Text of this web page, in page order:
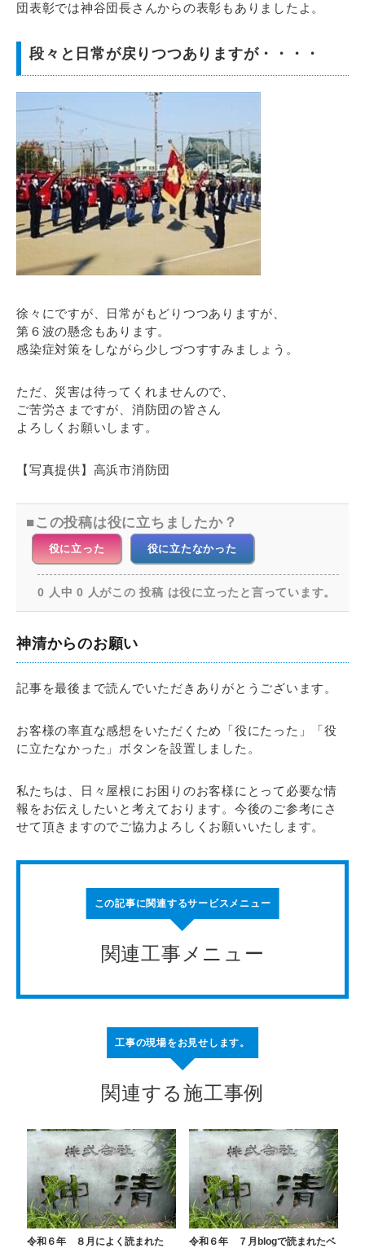
団表彰では神谷団長さんからの表彰もありましたよ。
段々と日常が戻りつつありますが・・・・
徐々にですが、日常がもどりつつありますが、
第６波の懸念もあります。
感染症対策をしながら少しづつすすみましょう。
ただ、災害は待ってくれませんので、
ご苦労さまですが、消防団の皆さん
よろしくお願いします。
【写真提供】高浜市消防団
この投稿は役に立ちましたか？
役に立った 役に立たなかった
0 人中 0 人がこの 投稿 は役に立ったと言っています。
神清からのお願い
記事を最後まで読んでいただきありがとうございます。
お客様の率直な感想をいただくため「役にたった」「役
に立たなかった」ボタンを設置しました。
私たちは、日々屋根にお困りのお客様にとって必要な情
報をお伝えしたいと考えております。今後のご参考にさ
せて頂きますのでご協力よろしくお願いいたします。
この記事に関連するサービスメニュー
関連工事メニュー
工事の現場をお見せします。
関連する施工事例
令和６年 ８月によく読まれた
令和６年 ７月blogで読まれたベ